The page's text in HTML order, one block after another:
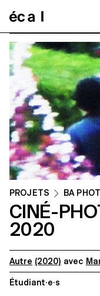
PROJETS BA
CINÉ-
2020
Autre (2020) avec
Étudiant·e·s